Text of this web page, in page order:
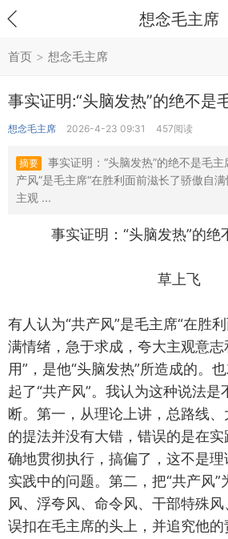
想念毛主席
首页 > 想念毛主席
事实证明:“头脑发热”的绝不是
想念毛主席 2026-4-23 09:31 457阅读
摘要
事实证明：“头脑发热”的绝不是毛
产风”是毛主席“在胜利面前滋长了骄傲自
主观 ...
事实证明：“头脑发热”的绝
草上飞
有人认为“共产风”是毛主席“在胜
满情绪，急于求成，夸大主观意
用”，是他“头脑发热”所造成的。
起了“共产风”。我认为这种说法是
断。第一，从理论上讲，总路线
的提法并没有大错，错误的是在
确地贯彻执行，搞偏了，这不是
实践中的问题。第二，把“共产风
风、浮夸风、命令风、干部特殊
误扣在毛主席的头上，并追究他